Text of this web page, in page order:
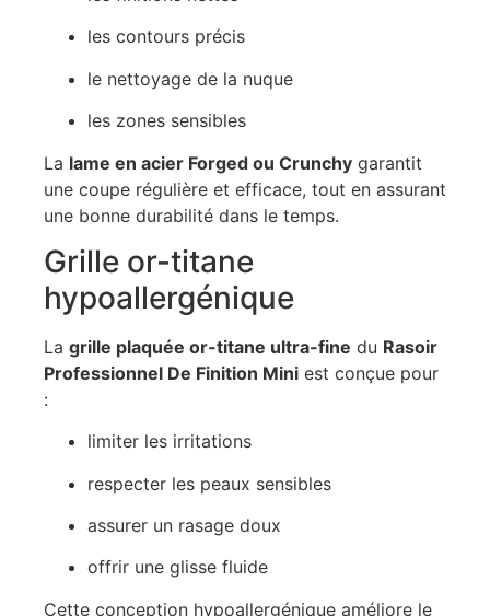
les contours précis
le nettoyage de la nuque
les zones sensibles
La lame en acier Forged ou Crunchy garantit
une coupe régulière et efficace, tout en assurant
une bonne durabilité dans le temps.
Grille or-titane
hypoallergénique
La grille plaquée or-titane ultra-fine du Rasoir
Professionnel De Finition Mini est conçue pour
:
limiter les irritations
respecter les peaux sensibles
assurer un rasage doux
offrir une glisse fluide
Cette conception hypoallergénique améliore le